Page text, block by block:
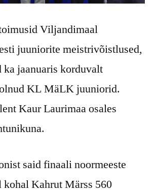
Viljandimaal
juuniorite meistrivõistlused,
jaanuaris korduvalt
KL MäLK juuniorid.
Kaur Laurimaa osales
said finaali noormeeste
kohal Kahrut Märss 560